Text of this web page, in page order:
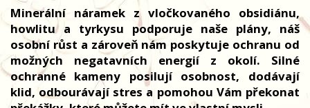
Minerální náramek z vločkovaného obsidiánu,
howlitu a tyrkysu podporuje naše plány, náš
osobní růst a zároveň nám poskytuje ochranu od
možných negatavních energií z okolí. Silné
ochranné kameny posilují osobnost, dodávají
klid, odbourávají stres a pomohou Vám překonat